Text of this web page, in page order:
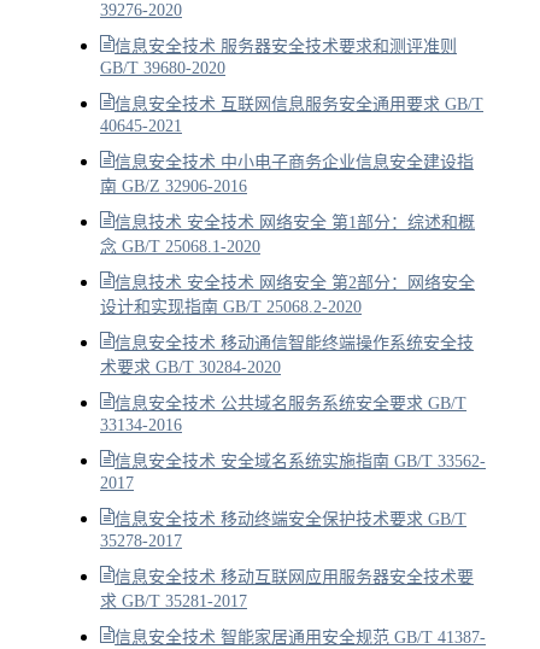
39276-2020
信息安全技术 服务器安全技术要求和测评准则
GB/T 39680-2020
信息安全技术 互联网信息服务安全通用要求 GB/T
40645-2021
信息安全技术 中小电子商务企业信息安全建设指
南 GB/Z 32906-2016
信息技术 安全技术 网络安全 第1部分：综述和概
念 GB/T 25068.1-2020
信息技术 安全技术 网络安全 第2部分：网络安全
设计和实现指南 GB/T 25068.2-2020
信息安全技术 移动通信智能终端操作系统安全技
术要求 GB/T 30284-2020
信息安全技术 公共域名服务系统安全要求 GB/T
33134-2016
信息安全技术 安全域名系统实施指南 GB/T 33562-
2017
信息安全技术 移动终端安全保护技术要求 GB/T
35278-2017
信息安全技术 移动互联网应用服务器安全技术要
求 GB/T 35281-2017
信息安全技术 智能家居通用安全规范 GB/T 41387-